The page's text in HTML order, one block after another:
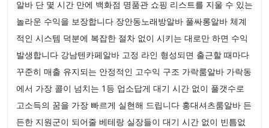
알바 단 몇 시간 만에 백화점 명품관 쇼핑 리스트를 지울 수 있는
놀라운 수익을 보장합니다 장안동노래방알바 풀싸롱알바 체계
적인 시스템 덕분에 복잡한 절차 없이 시키는 대로만 하면 수익
발생합니다 강남텐카페알바 고정 라인 형성되면 출근할 때마다
꾸준히 매출 유지되는 안정적인 고수익 구조 가락룸알바 가락동
에서 가장 콜이 넘치는 1등 업소답게 대기 시간 없이 풀갯수로
고소득의 꿈을 가장 빠르게 실현해 드립니다 홍대셔츠룸알바 든
든한 지원군이 되어줄 베테랑 실장들이 대기 시간 없이 빈틈없